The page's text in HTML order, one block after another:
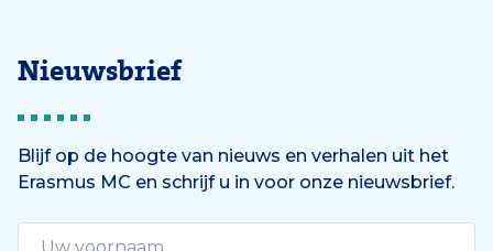
Nieuwsbrief
Blijf op de hoogte van nieuws en verhalen uit het
Erasmus MC en schrijf u in voor onze nieuwsbrief.